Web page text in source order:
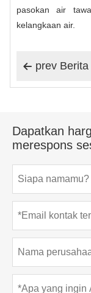
pasokan air
kelangkaan air.
 prev Berita
Dapatkan
merespons